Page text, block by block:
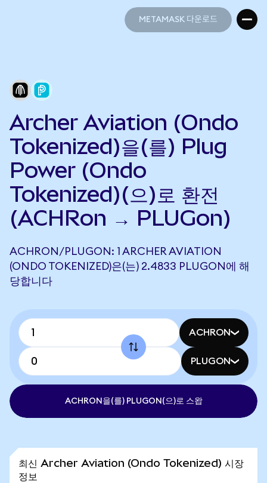
METAMASK 다운로드
Archer Aviation (Ondo
Tokenized)을(를) Plug
Power (Ondo
Tokenized)(으)로 환전
(ACHRon → PLUGon)
ACHRON/PLUGON: 1 ARCHER AVIATION
(ONDO TOKENIZED)은(는) 2.4833 PLUGON에 해
당합니다
ACHRON
PLUGON
ACHRON을(를) PLUGON(으)로 스왑
최신 Archer Aviation (Ondo Tokenized) 시장
정보